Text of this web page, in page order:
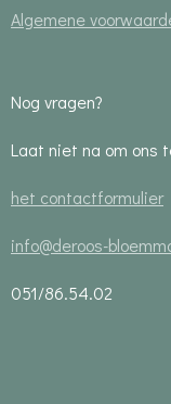
Algemene
Nog vragen?
Laat niet na om ons
het contactformulier
info@deroos-
051/86.54.02